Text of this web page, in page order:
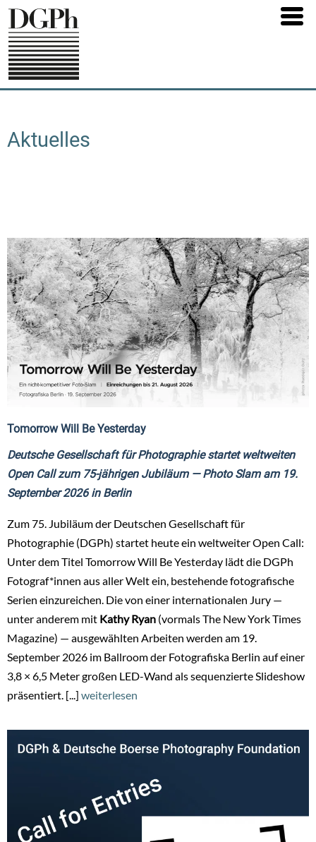
Direkt
zum
Inhalt
Aktuelles
Tomorrow Will Be Yesterday
Deutsche Gesellschaft für Photographie startet weltweiten
Open Call zum 75-jährigen Jubiläum — Photo Slam am 19.
September 2026 in Berlin
Zum 75. Jubiläum der Deutschen Gesellschaft für
Photographie (DGPh) startet heute ein weltweiter Open Call:
Unter dem Titel Tomorrow Will Be Yesterday lädt die DGPh
Fotograf*innen aus aller Welt ein, bestehende fotografische
Serien einzureichen. Die von einer internationalen Jury —
unter anderem mit Kathy Ryan (vormals The New York Times
Magazine) — ausgewählten Arbeiten werden am 19.
September 2026 im Ballroom der Fotografiska Berlin auf einer
3,8 × 6,5 Meter großen LED-Wand als sequenzierte Slideshow
präsentiert. [...] weiterlesen